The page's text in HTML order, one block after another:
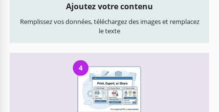
Ajoutez votre contenu
Remplissez vos données, téléchargez des images et remplacez
le texte
4